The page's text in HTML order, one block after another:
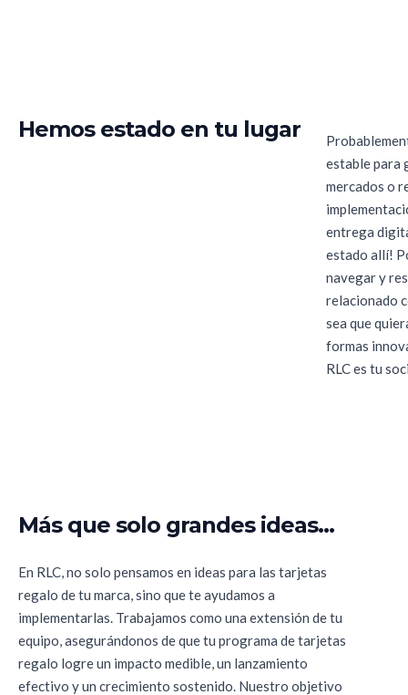
Hemos estado en tu lugar
estable para
mercados o
entrega
estado allí!
navegar y
relacionado
sea que
formas
RLC es tu
Más que solo grandes ideas...
En RLC, no solo pensamos en ideas para las tarjetas
regalo de tu marca, sino que te ayudamos a
implementarlas. Trabajamos como una extensión de tu
equipo, asegurándonos de que tu programa de tarjetas
regalo logre un impacto medible, un lanzamiento
efectivo y un crecimiento sostenido. Nuestro objetivo